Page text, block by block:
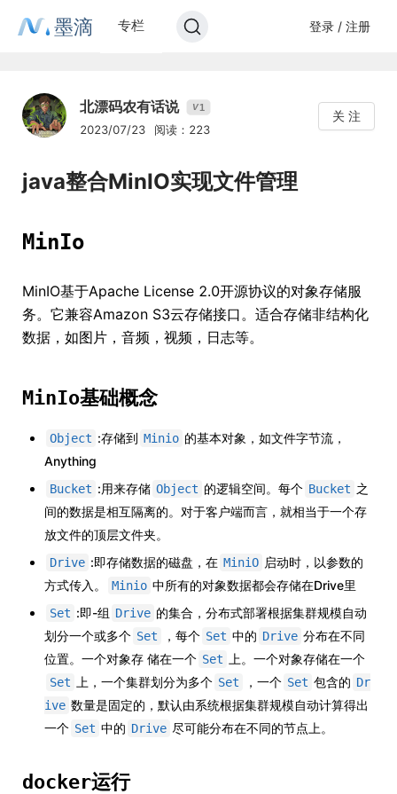
墨滴 专栏 登录 / 注册
北漂码农有话说 V1
2023/07/23 阅读：223
关 注
java整合MinIO实现文件管理
MinIo
MinIO基于Apache License 2.0开源协议的对象存储服
务。它兼容Amazon S3云存储接口。适合存储非结构化
数据，如图片，音频，视频，日志等。
MinIo基础概念
Object :存储到 Minio 的基本对象，如文件字节流，
Anything
Bucket :用来存储 Object 的逻辑空间。每个 Bucket 之
间的数据是相互隔离的。对于客户端而言，就相当于一个存
放文件的顶层文件夹。
Drive :即存储数据的磁盘，在 MiniO 启动时，以参数的
方式传入。
Minio 中所有的对象数据都会存储在Drive里
Set :即-组 Drive 的集合，分布式部署根据集群规模自动
划分一个或多个 Set ，每个 Set 中的 Drive 分布在不同
位置。一个对象存 储在一个 Set 上。一个对象存储在一个
Set 上，一个集群划分为多个 Set ，一个 Set 包含的 Dr
ive 数量是固定的，默认由系统根据集群规模自动计算得出
一个 Set 中的 Drive 尽可能分布在不同的节点上。
docker运行